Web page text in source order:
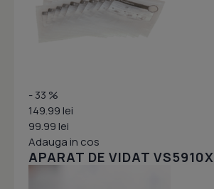
- 33 %
149.99 lei
99.99 lei
Adauga in cos
APARAT DE VIDAT VS5910X